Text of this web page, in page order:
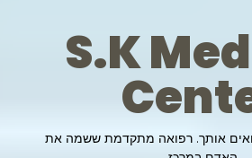
S.K
רואים אותך. רפואה מתקדמת ששמה את